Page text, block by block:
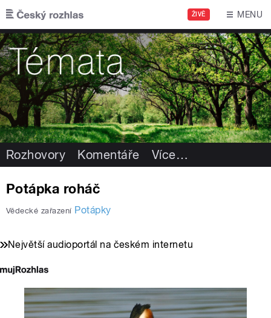
Přejít k hlavnímu obsahu
ŽIVĚ MENU
Rozhovory Komentáře Více…
Potápka roháč
Vědecké zařazení Potápky
Největší audioportál na českém internetu